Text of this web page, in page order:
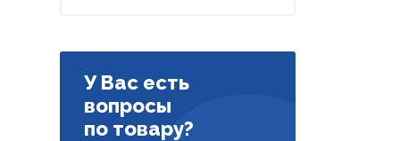
У Вас есть
вопросы
по товару?